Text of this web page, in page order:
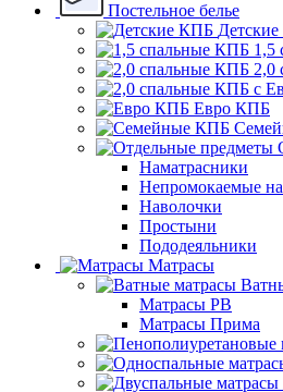
Постельное белье
1,5
2,0
Евро КПБ
Наматрасники
Непромокаемые
Наволочки
Простыни
Пододеяльники
Матрасы
Матрасы РВ
Матрасы Прима